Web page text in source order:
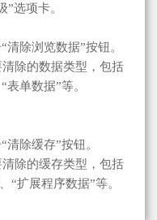
选项卡。
除浏览数据”按钮。
除的数据类型，包括
表单数据”等。
除缓存”按钮。
除的缓存类型，包括
“扩展程序数据”等。